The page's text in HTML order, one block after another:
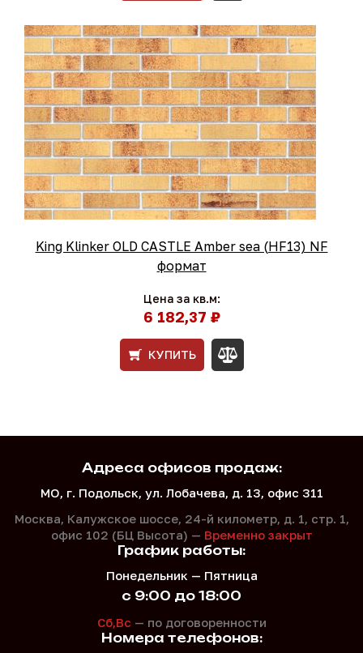
King Klinker OLD CASTLE Amber sea (HF13) NF
формат
Цена за кв.м:
6 182,37 ₽
КУПИТЬ
Адреса офисов продаж:
МО, г. Подольск, ул. Лобачева, д. 13, офис 311
Москва, Калужское шоссе, 24-й километр, д. 1, стр. 1,
офис 102 (БЦ Высота) — Временно закрыт
Номера телефонов:
График работы:
Понедельник — Пятница
с 9:00 до 18:00
Сб,Вс — по договоренности